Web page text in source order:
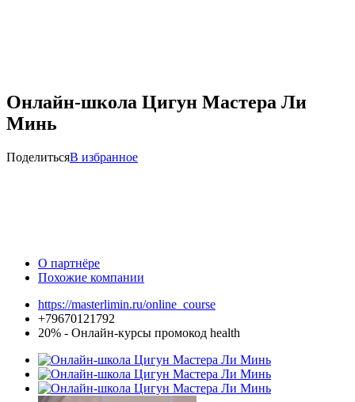
Онлайн-школа Цигун Мастера Ли
Минь
ПоделитьсяВ избранное
О партнёре
Похожие компании
https://masterlimin.ru/online_course
+79670121792
20% - Онлайн-курсы промокод health